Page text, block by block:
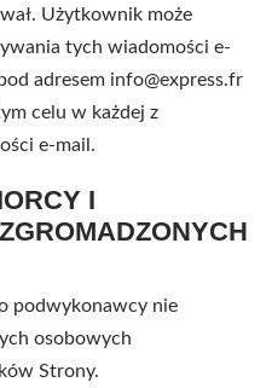
Użytkownik może
tych wiadomości e-
adresem info@express.fr
celu w każdej z
e-mail.
I
podwykonawcy nie
osobowych
Strony.